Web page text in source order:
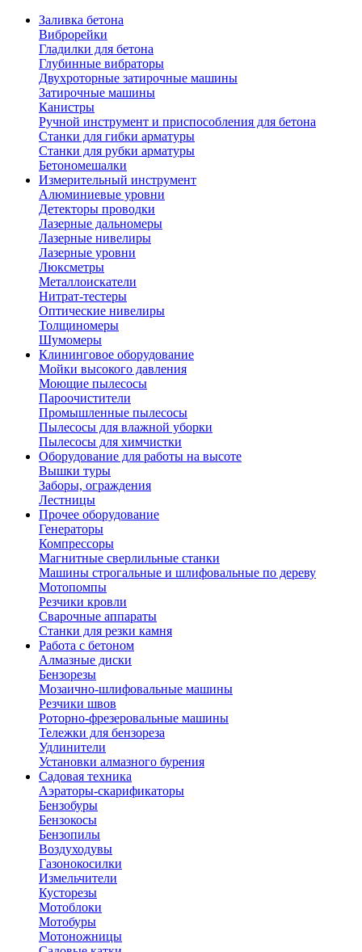
Заливка бетона
Виброрейки
Гладилки для бетона
Глубинные вибраторы
Двухроторные затирочные машины
Затирочные машины
Канистры
Ручной инструмент и приспособления для бетона
Станки для гибки арматуры
Станки для рубки арматуры
Бетономешалки
Измерительный инструмент
Алюминиевые уровни
Детекторы проводки
Лазерные дальномеры
Лазерные нивелиры
Лазерные уровни
Люксметры
Металлоискатели
Нитрат-тестеры
Оптические нивелиры
Толщиномеры
Шумомеры
Клининговое оборудование
Мойки высокого давления
Моющие пылесосы
Пароочистители
Промышленные пылесосы
Пылесосы для влажной уборки
Пылесосы для химчистки
Оборудование для работы на высоте
Вышки туры
Заборы, ограждения
Лестницы
Прочее оборудование
Генераторы
Компрессоры
Магнитные сверлильные станки
Машины строгальные и шлифовальные по дереву
Мотопомпы
Резчики кровли
Сварочные аппараты
Станки для резки камня
Работа с бетоном
Алмазные диски
Бензорезы
Мозаично-шлифовальные машины
Резчики швов
Роторно-фрезеровальные машины
Тележки для бензореза
Удлинители
Установки алмазного бурения
Садовая техника
Аэраторы-скарификаторы
Бензобуры
Бензокосы
Бензопилы
Воздуходувы
Газонокосилки
Измельчители
Кусторезы
Мотоблоки
Мотобуры
Мотоножницы